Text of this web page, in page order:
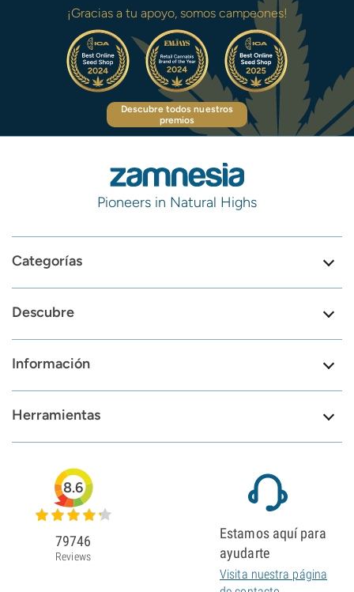
¡Gracias a tu apoyo, somos campeones!
Descubre todos nuestros
premios
Pioneers in Natural Highs
Categorías
Descubre
Información
Herramientas
8.6
79746
Reviews
Estamos aquí para
ayudarte
Visita nuestra página